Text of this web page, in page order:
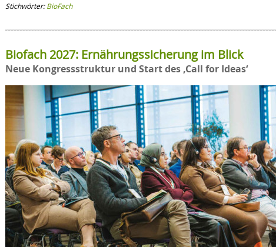
Stichwörter:BioFach
Biofach 2027: Ernährungssicherung im Blick
Neue Kongressstruktur und Start des ‚Call for Ideas‘